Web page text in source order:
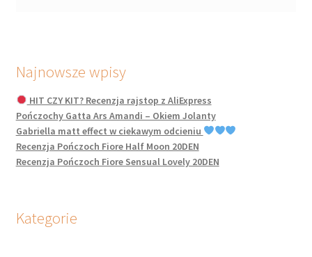
Najnowsze wpisy
HIT CZY KIT? Recenzja rajstop z AliExpress
Pończochy Gatta Ars Amandi – Okiem Jolanty
Gabriella matt effect w ciekawym odcieniu
Recenzja Pończoch Fiore Half Moon 20DEN
Recenzja Pończoch Fiore Sensual Lovely 20DEN
Kategorie